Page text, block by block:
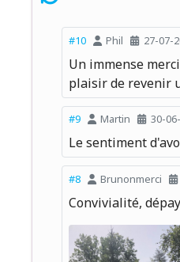
#10 Phil 27-07-
Un immense
plaisir de revenir
#9 Martin 30-
Le sentiment
#8 Brunonmerci
Convivialité,